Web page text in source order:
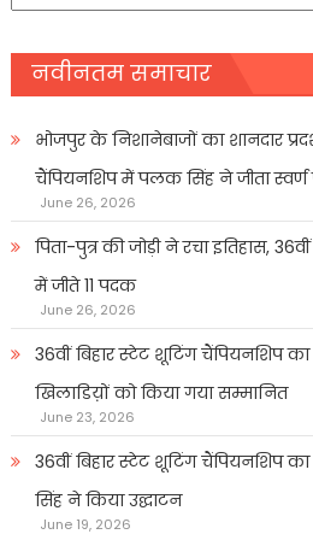
नवीनतम समाचार
भोजपुर के निशानेबाजों का शानदार
चैंपियनशिप में पलक सिंह ने जीता
June 26, 2026
पिता-पुत्र की जोड़ी ने रचा इतिहास,
में जीते 11 पदक
June 26, 2026
36वीं बिहार स्टेट शूटिंग चैंपियनशिप
खिलाडिय़ों को किया गया सम्मानित
June 23, 2026
36वीं बिहार स्टेट शूटिंग चैंपियनशिप
सिंह ने किया उद्घाटन
June 19, 2026